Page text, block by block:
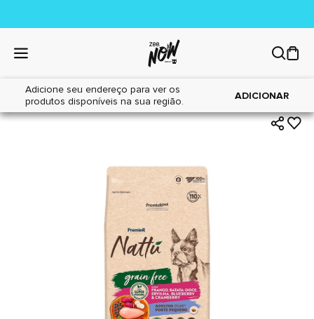
Adicione seu endereço para ver os
produtos disponíveis na sua região.
ADICIONAR
Home|Cães|Alimentos